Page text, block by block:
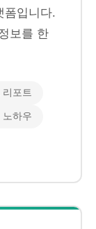
폼입니다.
보를 한
리포트
노하우